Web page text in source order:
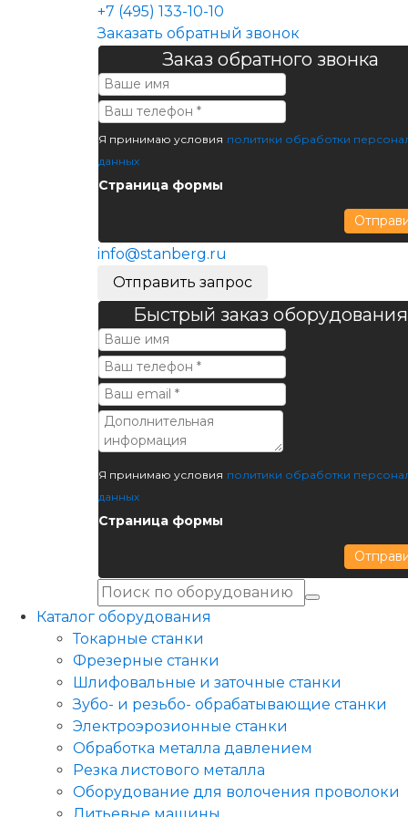
+7 (495) 133-10-10
Заказать обратный звонок
Заказ обратного звонка
Я принимаю условия политики обработки
данных
Страница формы
info@stanberg.ru
Отправить запрос
Быстрый заказ оборудования
Я принимаю условия политики обработки
данных
Страница формы
Каталог оборудования
Токарные станки
Фрезерные станки
Шлифовальные и заточные станки
Зубо- и резьбо- обрабатывающие станки
Электроэрозионные станки
Обработка металла давлением
Резка листового металла
Оборудование для волочения проволоки